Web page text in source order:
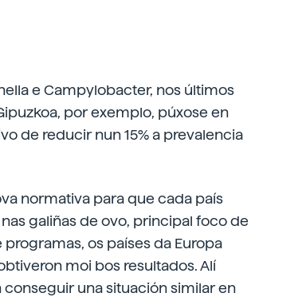
e Campylobacter, nos últimos
por exemplo, púxose en
de reducir nun 15% a prevalencia
normativa para que cada país
galiñas de ovo, principal foco de
os países da Europa
moi bos resultados. Alí
una situación similar en